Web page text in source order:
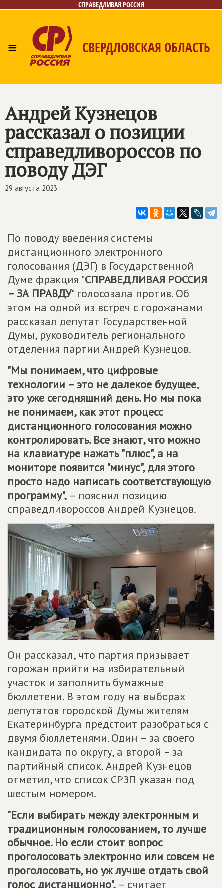
СПРАВЕДЛИВАЯ РОССИЯ
≡ СВЕРДЛОВСКАЯ ОБЛАСТЬ
Контакты
Андрей Кузнецов
рассказал о позиции
справедливороссов по
поводу ДЭГ
29 августа 2023
По поводу введения системы
дистанционного электронного
голосования (ДЭГ) в Государственной
Думе фракция "СПРАВЕДЛИВАЯ РОССИЯ
– ЗА ПРАВДУ" голосовала против. Об
этом на одной из встреч с горожанами
рассказал депутат Государственной
Думы, руководитель регионального
отделения партии Андрей Кузнецов.
"Мы понимаем, что цифровые
технологии – это не далекое будущее,
это уже сегодняшний день. Но мы пока
не понимаем, как этот процесс
дистанционного голосования можно
контролировать. Все знают, что можно
на клавиатуре нажать "плюс", а на
мониторе появится "минус", для этого
просто надо написать соответствующую
программу", – пояснил позицию
справедливороссов Андрей Кузнецов.
Он рассказал, что партия призывает
горожан прийти на избирательный
участок и заполнить бумажные
бюллетени. В этом году на выборах
депутатов городской Думы жителям
Екатеринбурга предстоит разобраться с
двумя бюллетенями. Один – за своего
кандидата по округу, а второй – за
партийный список. Андрей Кузнецов
отметил, что список СРЗП указан под
шестым номером.
"Если выбирать между электронным и
традиционным голосованием, то лучше
обычное. Но если стоит вопрос
проголосовать электронно или совсем не
проголосовать, но уж лучше отдать свой
голос дистанционно", – считает